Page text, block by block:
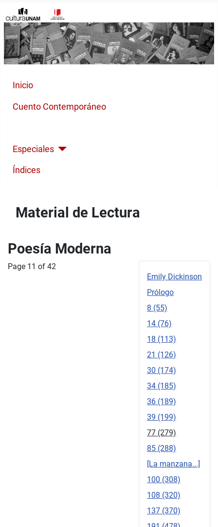
Inicio
Cuento Contemporáneo
Especiales
Índices
Material de Lectura
Poesía Moderna
Emily Dickinson
Prólogo
8 (55)
14 (76)
18 (113)
21 (126)
30 (174)
34 (185)
36 (189)
39 (199)
77 (279)
85 (288)
[La manzana...]
100 (308)
108 (320)
137 (370)
Page 11 of 42